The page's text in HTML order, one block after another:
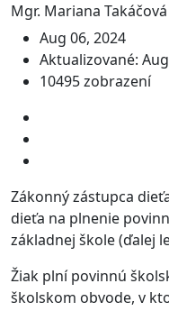
Mgr. Mariana Takáčová
Aug 06, 2024
Aktualizované:
10495 zobrazení
Zákonný zástupca
dieťa na plnenie
základnej škole (ďalej
Žiak plní povinnú
školskom obvode, v